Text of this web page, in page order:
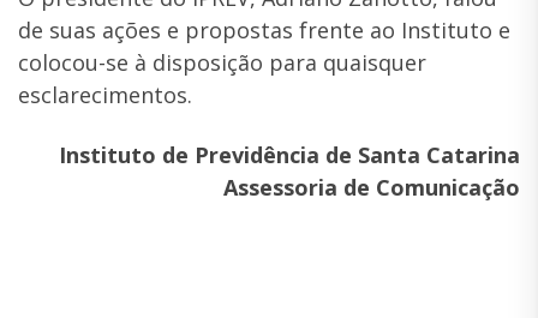
de suas ações e propostas frente ao Instituto e
colocou-se à disposição para quaisquer
esclarecimentos.
Instituto de Previdência de Santa Catarina
Assessoria de Comunicação